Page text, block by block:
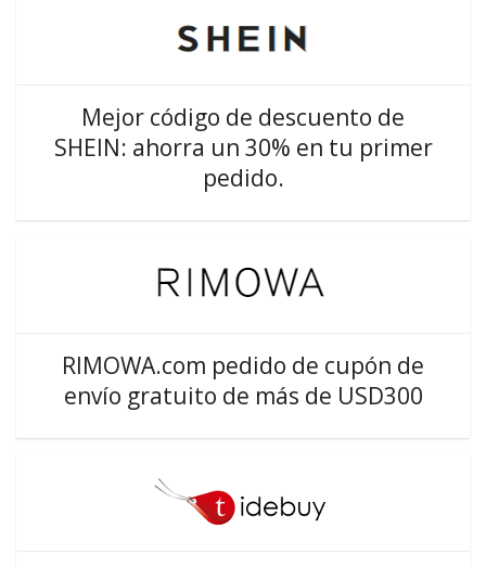
Mejor código de descuento de
SHEIN: ahorra un 30% en tu primer
pedido.
RIMOWA.com pedido de cupón de
envío gratuito de más de USD300